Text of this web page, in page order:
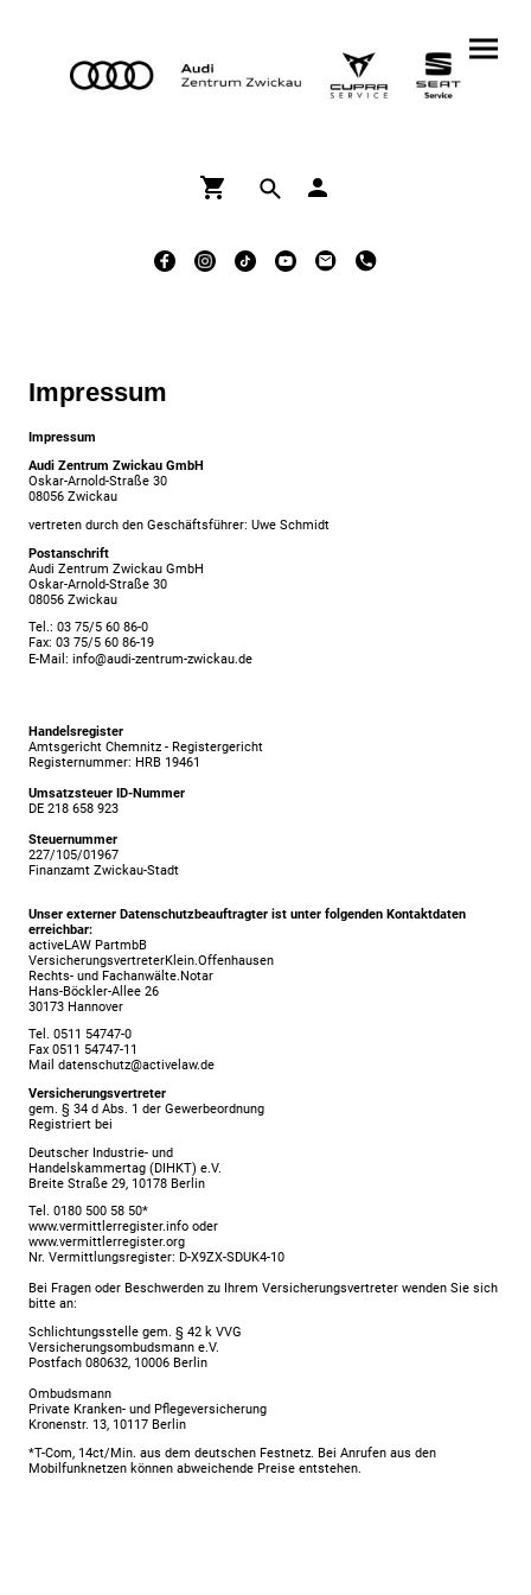
Impressum
Impressum
Audi Zentrum Zwickau GmbH
Oskar-Arnold-Straße 30
08056 Zwickau
vertreten durch den Geschäftsführer: Uwe Schmidt
Postanschrift
Audi Zentrum Zwickau GmbH
Oskar-Arnold-Straße 30
08056 Zwickau
Tel.: 03 75/5 60 86-0
Fax: 03 75/5 60 86-19
E-Mail: info@audi-zentrum-zwickau.de
Handelsregister
Amtsgericht Chemnitz - Registergericht
Registernummer: HRB 19461
Umsatzsteuer ID-Nummer
DE 218 658 923
Steuernummer
227/105/01967
Finanzamt Zwickau-Stadt
Unser externer Datenschutzbeauftragter ist unter folgenden Kontaktdaten
erreichbar:
activeLAW PartmbB
VersicherungsvertreterKlein.Offenhausen
Rechts- und Fachanwälte.Notar
Hans-Böckler-Allee 26
30173 Hannover
Tel. 0511 54747-0
Fax 0511 54747-11
Mail datenschutz@activelaw.de
Versicherungsvertreter
gem. § 34 d Abs. 1 der Gewerbeordnung
Registriert bei
Deutscher Industrie- und
Handelskammertag (DIHKT) e.V.
Breite Straße 29, 10178 Berlin
Tel. 0180 500 58 50*
www.vermittlerregister.info oder
www.vermittlerregister.org
Nr. Vermittlungsregister: D-X9ZX-SDUK4-10
Bei Fragen oder Beschwerden zu Ihrem Versicherungsvertreter wenden Sie sich
bitte an:
Schlichtungsstelle gem. § 42 k VVG
Versicherungsombudsmann e.V.
Postfach 080632, 10006 Berlin
Ombudsmann
Private Kranken- und Pflegeversicherung
Kronenstr. 13, 10117 Berlin
*T-Com, 14ct/Min. aus dem deutschen Festnetz. Bei Anrufen aus den
Mobilfunknetzen können abweichende Preise entstehen.